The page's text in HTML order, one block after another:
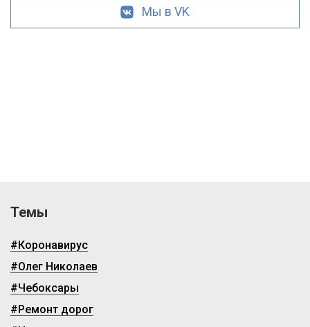
Мы в VK
Темы
#Коронавирус
#Олег Николаев
#Чебоксары
#Ремонт дорог